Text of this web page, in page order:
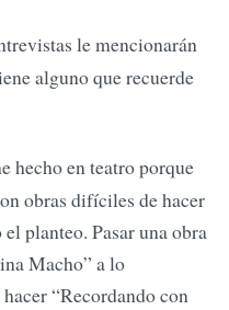
le mencionarán
alguno que recuerde
hecho en teatro porque
obras difíciles de hacer
planteo. Pasar una obra
Macho” a lo
“Recordando con